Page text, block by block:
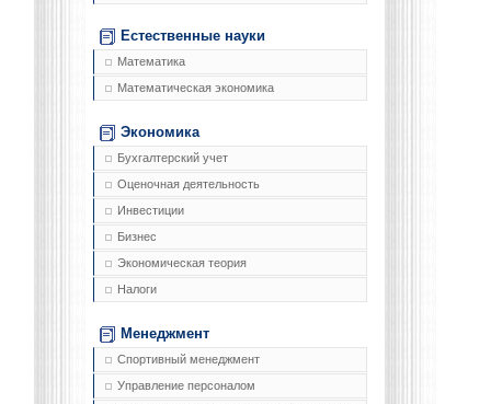
Естественные науки
Математика
Математическая экономика
Экономика
Бухгалтерский учет
Оценочная деятельность
Инвестиции
Бизнес
Экономическая теория
Налоги
Менеджмент
Спортивный менеджмент
Управление персоналом